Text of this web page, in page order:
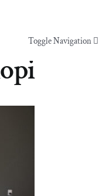
Toggle Navigation
& kurser
Toggle Navigation